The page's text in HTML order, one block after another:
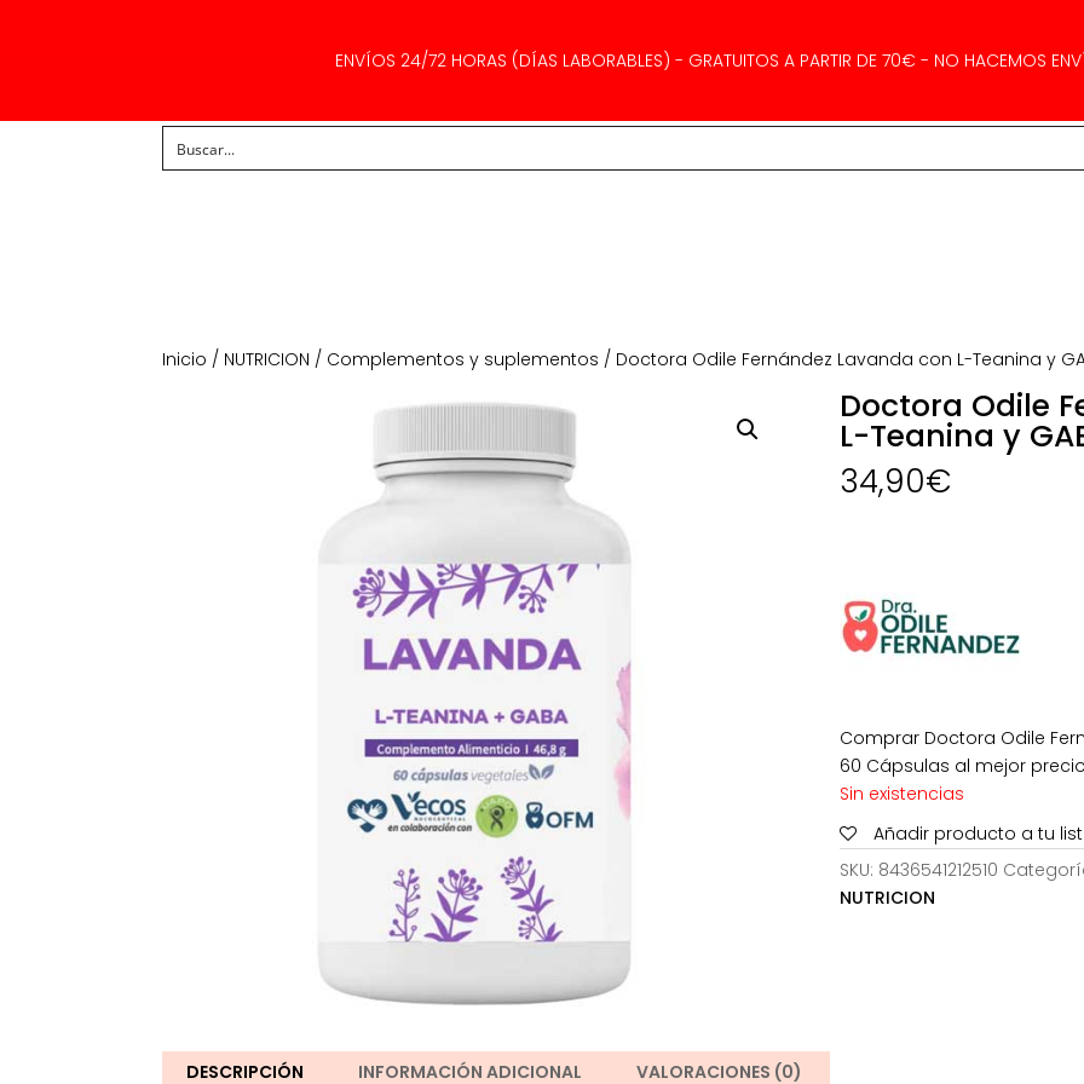
ENVÍOS 24/72 HORAS (DÍAS LABORABLES) - GRATUITOS A PARTIR DE 70€ - NO HACEMOS
Inicio / NUTRICION / Complementos y suplementos / Doctora Odile Fernández Lavanda con L-Teanina y
Doctora Odile
L-Teanina y
34,90€
Comprar Doctora Odile
60 Cápsulas al mejor
Sin existencias
Añadir producto a tu
SKU: 8436541212510
NUTRICION
DESCRIPCIÓN INFORMACIÓN ADICIONAL VALORACIONES (0)